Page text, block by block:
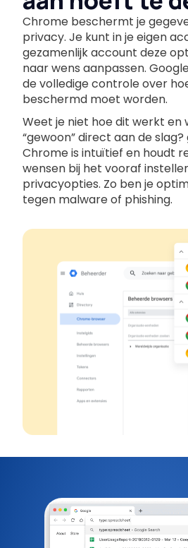
Chrome beschermt je
privacy. Je kunt in je eigen
gezamenlijk account deze
naar wens aanpassen.
de volledige controle over
beschermd moet worden.
Weet je niet hoe dit werkt en
“gewoon” direct aan de
Chrome is intuïtief en houdt
wensen bij het vooraf
privacyopties. Zo ben je
tegen malware of phishing.